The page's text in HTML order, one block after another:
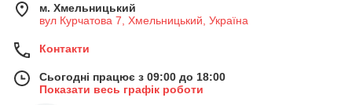
м. Хмельницький
вул Курчатова 7, Хмельницький, Україна
Контакти
Сьогодні працює з 09:00 до 18:00
Показати весь графік роботи